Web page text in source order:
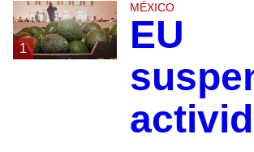
1
MÉXICO
EU